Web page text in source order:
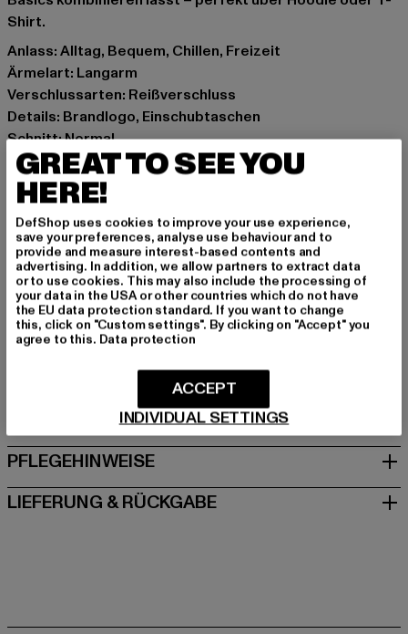
Shirt.
Anlass: Alltag, Bequem, Chillen, Freizeit
Ärmelart: Langarm
Verschlussarten: Reißverschluss
Details: Brandlogo, Einschubtaschen
Schnitt: Normal
Marke: Karl Kani
Kat.: Denim Jackets
Farbe: blau
Hersteller Farbe: vintage blue
Materialzusammensetzung: 100% Baumwolle
Art.Nr: KM262-034-07157
Hersteller: Urban Styles Agency GmbH & Co. KG |
agentur@urbanstylesagency.com
GRÖSSE & PASSFORM
PFLEGEHINWEISE
LIEFERUNG & RÜCKGABE
GREAT TO SEE YOU
HERE!
DefShop uses cookies to improve your use experience,
save your preferences, analyse use behaviour and to
provide and measure interest-based contents and
advertising. In addition, we allow partners to extract data
or to use cookies. This may also include the processing of
your data in the USA or other countries which do not have
the EU data protection standard. If you want to change
this, click on "Custom settings". By clicking on "Accept" you
agree to this. Data protection
INDIVIDUAL SETTINGS
ACCEPT